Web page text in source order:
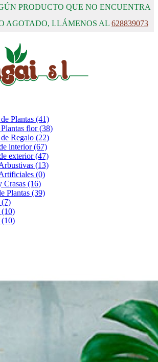
PRODUCTO QUE NO ENCUENTRA
AGOTADO, LLÁMENOS AL 628839073
Plantas (41)
flor (38)
Regalo (22)
interior (67)
exterior (47)
(13)
(0)
Crasas (16)
Plantas (39)
(7)
(10)
(10)